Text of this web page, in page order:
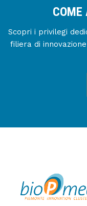
COME
Scopri i privilegi
filiera di